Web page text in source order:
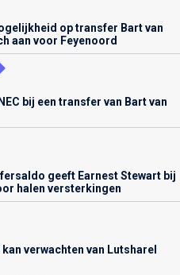
op transfer Bart van
aan voor Feyenoord
bij een transfer van Bart van
geeft Earnest Stewart bij
halen versterkingen
kan verwachten van Lutsharel